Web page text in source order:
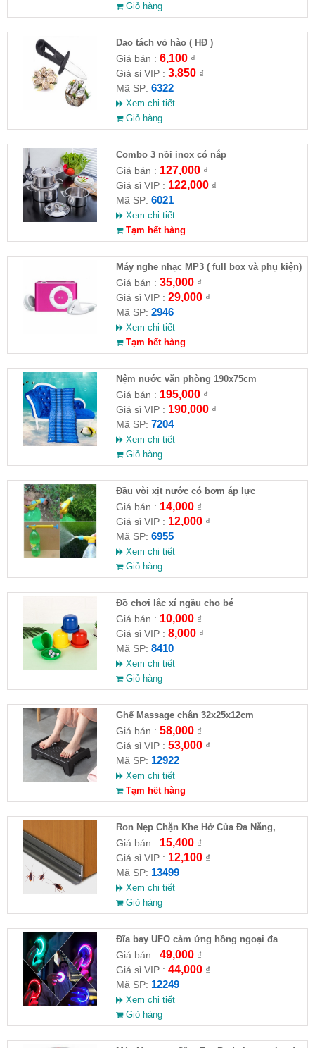
Giỏ hàng
Dao tách vỏ hào ( HĐ )
Giá bán : 6,100₫
Giá sỉ VIP : 3,850₫
Mã SP: 6322
Xem chi tiết
Giỏ hàng
Combo 3 nồi inox có nắp
Giá bán : 127,000₫
Giá sỉ VIP : 122,000₫
Mã SP: 6021
Xem chi tiết
Tạm hết hàng
Máy nghe nhạc MP3 ( full box và phụ kiện)
Giá bán : 35,000₫
Giá sỉ VIP : 29,000₫
Mã SP: 2946
Xem chi tiết
Tạm hết hàng
Nệm nước văn phòng 190x75cm
Giá bán : 195,000₫
Giá sỉ VIP : 190,000₫
Mã SP: 7204
Xem chi tiết
Giỏ hàng
Đầu vòi xịt nước có bơm áp lực
Giá bán : 14,000₫
Giá sỉ VIP : 12,000₫
Mã SP: 6955
Xem chi tiết
Giỏ hàng
Đồ chơi lắc xí ngầu cho bé
Giá bán : 10,000₫
Giá sỉ VIP : 8,000₫
Mã SP: 8410
Xem chi tiết
Giỏ hàng
Ghế Massage chân 32x25x12cm
Giá bán : 58,000₫
Giá sỉ VIP : 53,000₫
Mã SP: 12922
Xem chi tiết
Tạm hết hàng
Ron Nẹp Chặn Khe Hở Của Đa Năng,
Chống Côn Trùng( HĐ )
Giá bán : 15,400₫
Giá sỉ VIP : 12,100₫
Mã SP: 13499
Xem chi tiết
Giỏ hàng
Đĩa bay UFO cảm ứng hồng ngoại đa
chiều tự động bay về
Giá bán : 49,000₫
Giá sỉ VIP : 44,000₫
Mã SP: 12249
Xem chi tiết
Giỏ hàng